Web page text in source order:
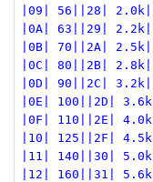
|09| 56||28| 2.0k|
|0A| 63||29| 2.2k|
|0B| 70||2A| 2.5k|
|0C| 80||2B| 2.8k|
|0D| 90||2C| 3.2k|
|0E| 100||2D| 3.6k|
|0F| 110||2E| 4.0k|
|10| 125||2F| 4.5k|
|11| 140||30| 5.0k|
|12| 160||31| 5.6k|